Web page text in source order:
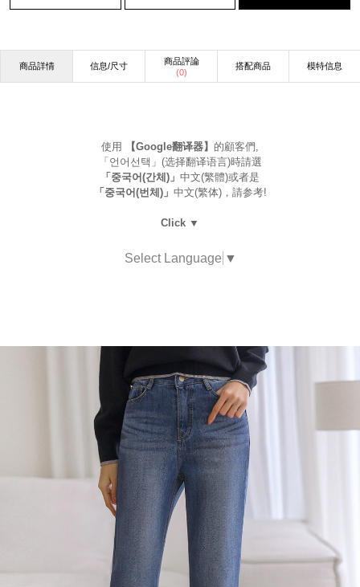
商品詳情 信息/尺寸
商品評論
(0)
搭配商品 模特信息
使用 【Google翻译器】 的顧客們,
「언어선택」(选择翻译语言)時請選
「중국어(간체)」 中文(繁體)或者是
「중국어(번체)」 中文(繁体)，請参考!
Click ▼
Select Language ▼